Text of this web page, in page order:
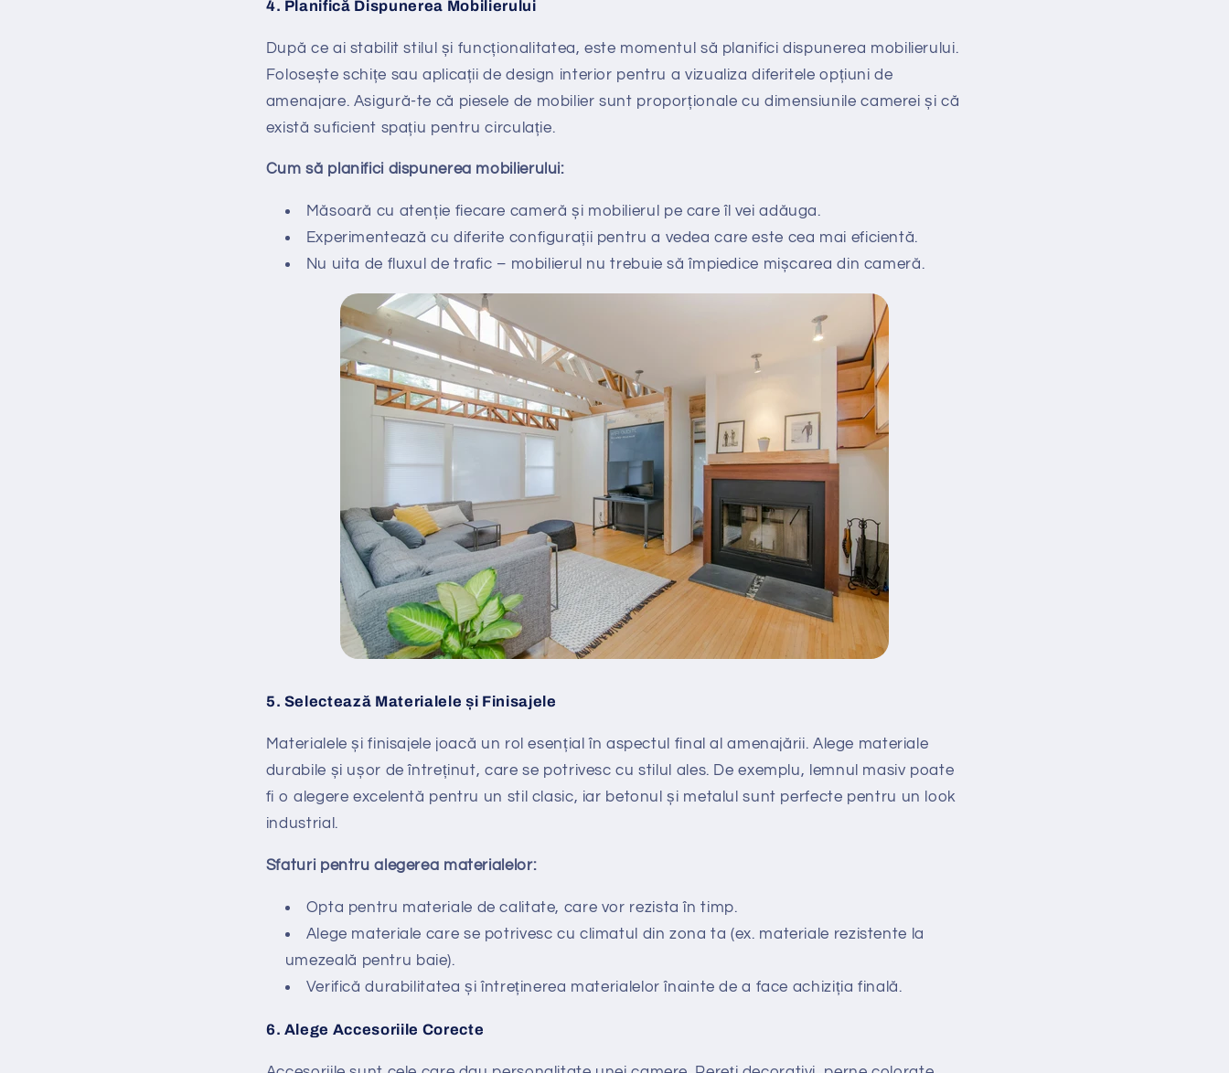
4. Planifică Dispunerea Mobilierului
După ce ai stabilit stilul și funcționalitatea, este momentul să planifici dispunerea mobilierului.
Folosește schițe sau aplicații de design interior pentru a vizualiza diferitele opțiuni de
amenajare. Asigură-te că piesele de mobilier sunt proporționale cu dimensiunile camerei și că
există suficient spațiu pentru circulație.
Cum să planifici dispunerea mobilierului:
Măsoară cu atenție fiecare cameră și mobilierul pe care îl vei adăuga.
Experimentează cu diferite configurații pentru a vedea care este cea mai eficientă.
Nu uita de fluxul de trafic – mobilierul nu trebuie să împiedice mișcarea din cameră.
5. Selectează Materialele și Finisajele
Materialele și finisajele joacă un rol esențial în aspectul final al amenajării. Alege materiale
durabile și ușor de întreținut, care se potrivesc cu stilul ales. De exemplu, lemnul masiv poate
fi o alegere excelentă pentru un stil clasic, iar betonul și metalul sunt perfecte pentru un look
industrial.
Sfaturi pentru alegerea materialelor:
Opta pentru materiale de calitate, care vor rezista în timp.
Alege materiale care se potrivesc cu climatul din zona ta (ex. materiale rezistente la
umezeală pentru baie).
Verifică durabilitatea și întreținerea materialelor înainte de a face achiziția finală.
6. Alege Accesoriile Corecte